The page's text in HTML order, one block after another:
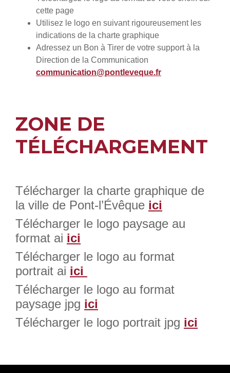
cette page
Utilisez le logo en suivant rigoureusement les
indications de la charte graphique
Adressez un Bon à Tirer de votre support à la
Direction de la Communication
communication@pontleveque.fr
ZONE DE
TÉLÉCHARGEMENT
Télécharger la charte graphique de
la ville de Pont-l’Évêque ici
Télécharger le logo paysage au
format ai ici
Télécharger le logo au format
portrait ai ici
Télécharger le logo au format
paysage jpg ici
Télécharger le logo portrait jpg ici